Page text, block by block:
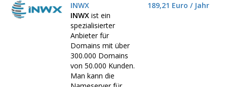
INWX
INWX ist ein
spezialisierter
Anbieter für
Domains mit über
300.000 Domains
von 50.000 Kunden.
Man kann die
189,21 Euro / Jahr